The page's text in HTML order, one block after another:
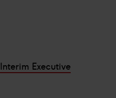
Interim Executive